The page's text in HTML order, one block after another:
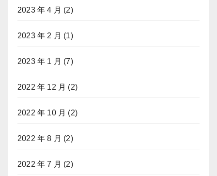
2023 年 4 月 (2)
2023 年 2 月 (1)
2023 年 1 月 (7)
2022 年 12 月 (2)
2022 年 10 月 (2)
2022 年 8 月 (2)
2022 年 7 月 (2)